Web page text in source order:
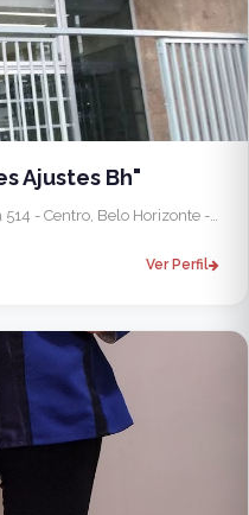
Ajustes Bh"
Ateliê 1⁰: - Av. Amazonas, 135 - sala 514 - Centro, Belo Horizonte - MG, 30180-903, Brasil
Ver Perfil